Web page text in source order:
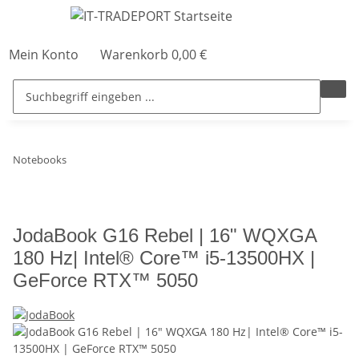
Mein Konto Warenkorb 0,00 €
Notebooks
JodaBook G16 Rebel | 16" WQXGA
180 Hz| Intel® Core™ i5-13500HX |
GeForce RTX™ 5050